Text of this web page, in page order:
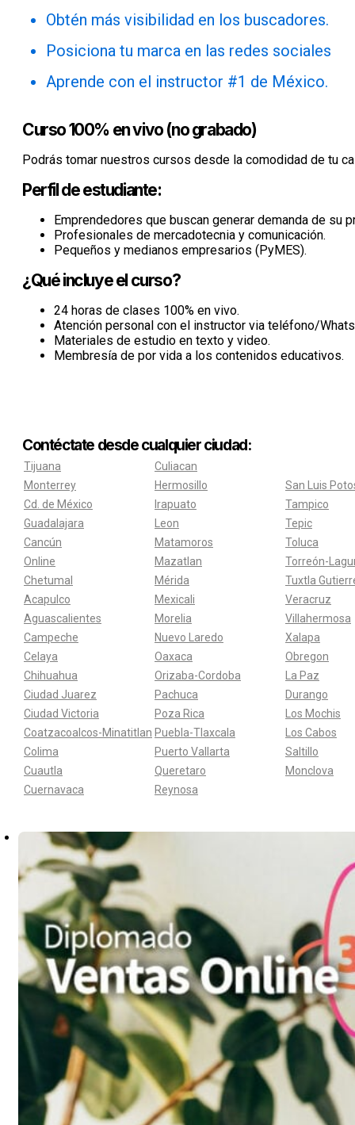
Obtén más visibilidad en los buscadores.
Posiciona tu marca en las redes sociales
Aprende con el instructor #1 de México.
Curso 100% en vivo (no grabado)
Podrás tomar nuestros cursos desde la comodidad de tu
Perfil de estudiante:
Emprendedores que buscan generar demanda de su
Profesionales de mercadotecnia y comunicación.
Pequeños y medianos empresarios (PyMES).
¿Qué incluye el curso?
24 horas de clases 100% en vivo.
Atención personal con el instructor via teléfono/
Materiales de estudio en texto y video.
Membresía de por vida a los contenidos educativos.
Contéctate desde cualquier ciudad:
Tijuana
Monterrey
Cd. de México
Guadalajara
Cancún
Online
Chetumal
Acapulco
Aguascalientes
Campeche
Celaya
Chihuahua
Ciudad Juarez
Ciudad Victoria
Coatzacoalcos-Minatitlan
Colima
Cuautla
Cuernavaca
Culiacan
Hermosillo
Irapuato
Leon
Matamoros
Mazatlan
Mérida
Mexicali
Morelia
Nuevo Laredo
Oaxaca
Orizaba-Cordoba
Pachuca
Poza Rica
Puebla-Tlaxcala
Puerto Vallarta
Queretaro
Reynosa
San Luis
Tampico
Tepic
Toluca
Torreón-
Tuxtla
Veracruz
Villahermosa
Xalapa
Obregon
La Paz
Durango
Los Mochis
Los Cabos
Saltillo
Monclova